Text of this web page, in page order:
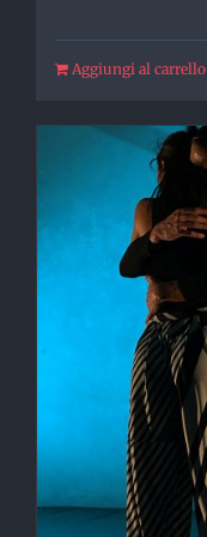
Aggiungi al carrello